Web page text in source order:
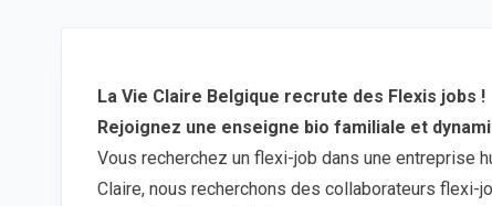
La Vie Claire Belgique recrute des Flexis jobs !
Rejoignez une enseigne bio familiale et
Vous recherchez un flexi-job dans une entreprise
Claire, nous recherchons des collaborateurs flexi-